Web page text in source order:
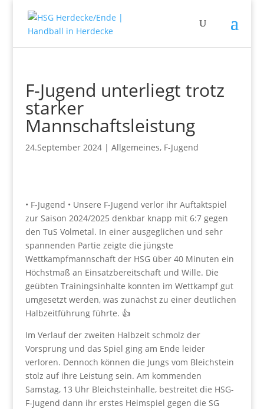
F-Jugend unterliegt trotz
starker
Mannschaftsleistung
24.September 2024| Allgemeines, F-Jugend
• F-Jugend • Unsere F-Jugend verlor ihr Auftaktspiel
zur Saison 2024/2025 denkbar knapp mit 6:7 gegen
den TuS Volmetal. In einer ausgeglichen und sehr
spannenden Partie zeigte die jüngste
Wettkampfmannschaft der HSG über 40 Minuten ein
Höchstmaß an Einsatzbereitschaft und Wille. Die
geübten Trainingsinhalte konnten im Wettkampf gut
umgesetzt werden, was zunächst zu einer deutlichen
Halbzeitführung führte. 👍
Im Verlauf der zweiten Halbzeit schmolz der
Vorsprung und das Spiel ging am Ende leider
verloren. Dennoch können die Jungs vom Bleichstein
stolz auf ihre Leistung sein. Am kommenden
Samstag, 13 Uhr Bleichsteinhalle, bestreitet die HSG-
F-Jugend dann ihr erstes Heimspiel gegen die SG